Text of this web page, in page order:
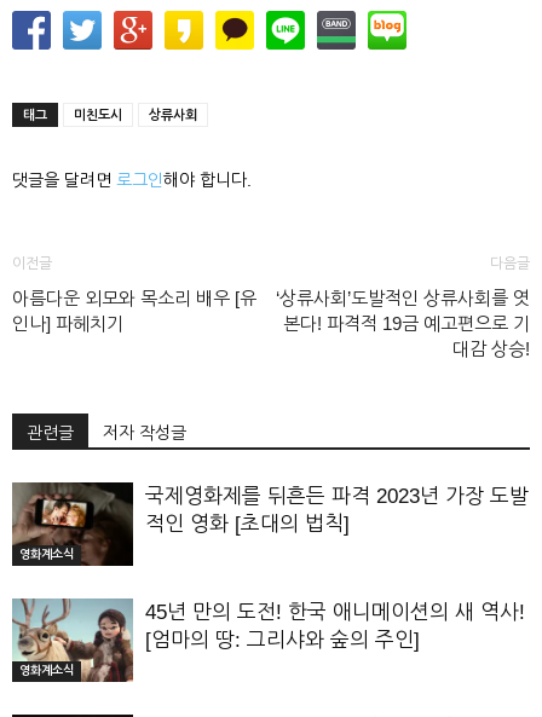
태그 미친도시 상류사회
댓글을 달려면 로그인해야 합니다.
이전글
아름다운 외모와 목소리 배우 [유
인나] 파헤치기
다음글
‘상류사회’도발적인 상류사회를 엿
본다! 파격적 19금 예고편으로 기
대감 상승!
관련글 저자 작성글
영화계소식
국제영화제를 뒤흔든 파격 2023년 가장 도발
적인 영화 [초대의 법칙]
영화계소식
45년 만의 도전! 한국 애니메이션의 새 역사!
[엄마의 땅: 그리샤와 숲의 주인]